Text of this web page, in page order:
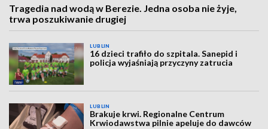
Tragedia nad wodą w Berezie. Jedna osoba nie żyje,
trwa poszukiwanie drugiej
LUBLIN
16 dzieci trafiło do szpitala. Sanepid i
policja wyjaśniają przyczyny zatrucia
LUBLIN
Brakuje krwi. Regionalne Centrum
Krwiodawstwa pilnie apeluje do dawców